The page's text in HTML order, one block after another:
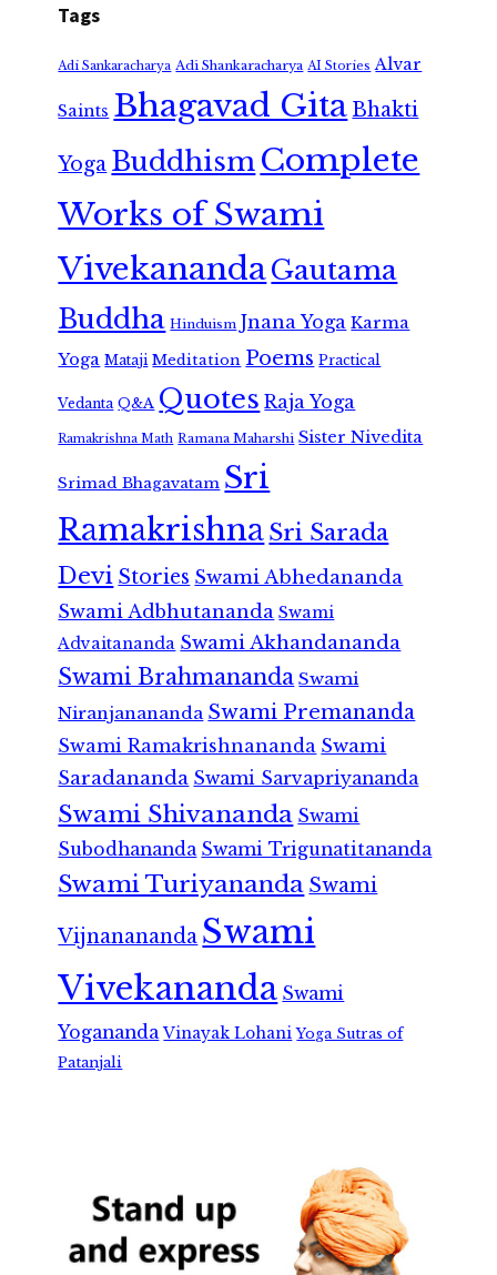
Tags
Adi Sankaracharya Adi Shankaracharya AI Stories Alvar
Saints Bhagavad GitaBhakti
Yoga Buddhism Complete
Works of Swami
VivekanandaGautama
Buddha Hinduism Jnana Yoga Karma
Yoga Mataji Meditation Poems Practical
Vedanta Q&A Quotes Raja Yoga
Ramakrishna Math Ramana Maharshi Sister Nivedita
Srimad Bhagavatam Sri
RamakrishnaSri Sarada
Devi Stories Swami Abhedananda
Swami Adbhutananda Swami
Advaitananda Swami Akhandananda
Swami Brahmananda Swami
Niranjanananda Swami Premananda
Swami Ramakrishnananda Swami
Saradananda Swami Sarvapriyananda
Swami Shivananda Swami
Subodhananda Swami Trigunatitananda
Swami Turiyananda Swami
Vijnanananda Swami
Vivekananda Swami
Yogananda Vinayak Lohani Yoga Sutras of
Patanjali